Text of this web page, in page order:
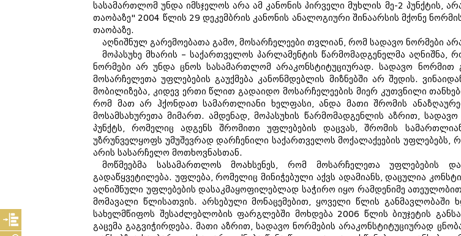
სასამართლომ უნდა იმსჯელოს არა ამ კანონის პირველი მუხლის მე-2 პუნქტის,
თაობაზე" 2004 წლის 29 დეკემბრის კანონის ანალოგიური შინაარსის მქონე
თაობაზე.
აღნიშნულ გარემოებათა გამო, მოსარჩელეები თვლიან, რომ სადავო ნორმები
მოპასუხე მხარის – საქართველოს პარლამენტის წარმომადგენელმა
ნორმები არ უნდა ცნოს სასამართლომ არაკონსტიტუციურად. სადავო ნორმით
მოსარჩელეთა უფლებების გაუქმება კანონმდებლის მიზნებში არ შედის.
მობილიზება, კიდევ ერთი წლით გადაიდო მოსარჩელეების მიერ კუთვნილი
რომ მათ არ ჰქონდათ სამართლიანი ხელფასი, ანდა მათი შრომის
მოსამსახურეთა მიმართ. ამდენად, მოპასუხის წარმომადგენლის აზრით,
პუნქტს, რომელიც ადგენს შრომითი უფლებების დაცვას, შრომის
უზრუნველყოფს უმუშევრად დარჩენილი საქართველოს მოქალაქეების უფლებებს,
არის სასარჩელო მოთხოვნასთან.
მოწმეებმა სასამართლოს მოახსენეს, რომ მოსარჩელეთა უფლებების
გადაწყვეტილება. უფლება, რომელიც მინიჭებული აქვს ადამიანს, დაცულია
აღნიშნული უფლებების დასაკმაყოფილებლად საჭირო იყო რამდენიმე
მომავალი წლისათვის. არსებული მონაცემებით, ყოველი წლის განმავლობაში
სახელმწიფოს შესაძლებლობის ფარგლებში მოხდება 2006 წლის ბიუჯეტის
გაცემა გაგვიჭირდება. მათი აზრით, სადავო ნორმების არაკონსტიტუციურად